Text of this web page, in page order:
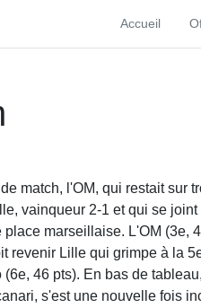
Accueil
match, l'OM, qui restait sur
vainqueur 2-1 et qui se
marseillaise. L'OM (3e,
revenir Lille qui grimpe à la
46 pts). En bas de
s'est une nouvelle fois